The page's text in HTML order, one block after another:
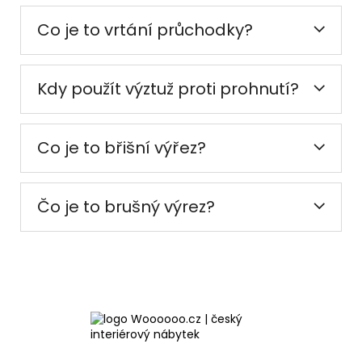
Co je to vrtání průchodky?
Kdy použít výztuž proti prohnutí?
Co je to břišní výřez?
Čo je to brušný výrez?